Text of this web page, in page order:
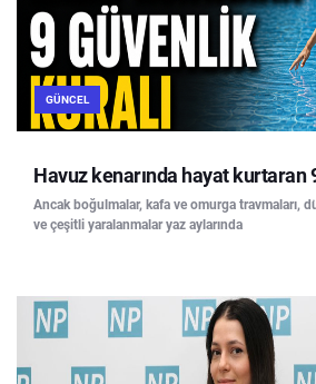
GÜNCEL
Havuz kenarında hayat kurtaran
Ancak boğulmalar, kafa ve omurga travmaları,
ve çeşitli yaralanmalar yaz aylarında